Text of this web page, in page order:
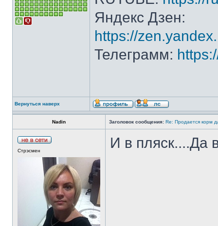
Яндекс Дзен:
https://
Телеграмм:
Вернуться наверх
Nadin Заголовок сообщения: Re: Продается корм
Стрэсмен И в пляск....Да